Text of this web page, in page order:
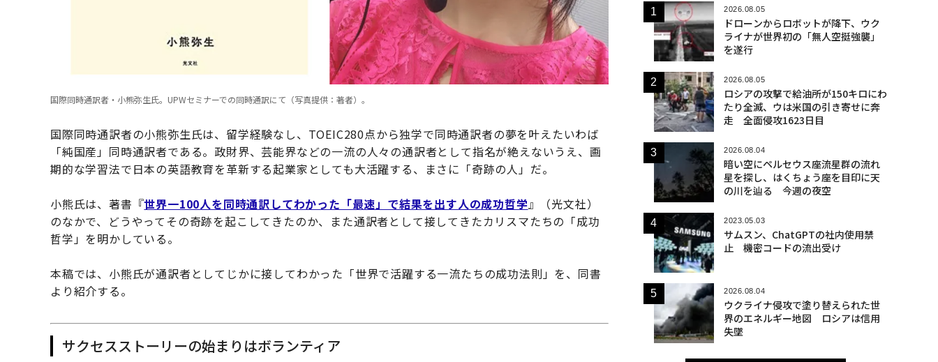
国際同時通訳者・小熊弥生氏。UPWセミナーでの同時通訳にて（写真提供：著者）。
国際同時通訳者の小熊弥生氏は、留学経験なし、TOEIC280点から独学で同時通訳者の夢を叶えたいわば
「純国産」同時通訳者である。政財界、芸能界などの一流の人々の通訳者として指名が絶えないうえ、画
期的な学習法で日本の英語教育を革新する起業家としても大活躍する、まさに「奇跡の人」だ。
小熊氏は、著書『世界一100人を同時通訳してわかった「最速」で結果を出す人の成功哲学』（光文社）
のなかで、どうやってその奇跡を起こしてきたのか、また通訳者として接してきたカリスマたちの「成功
哲学」を明かしている。
本稿では、小熊氏が通訳者としてじかに接してわかった「世界で活躍する一流たちの成功法則」を、同書
より紹介する。
サクセスストーリーの始まりはボランティア
2026.08.05
ドローンからロボットが降下、ウク
ライナが世界初の「無人空挺強襲」
を遂行
2026.08.05
ロシアの攻撃で給油所が150キロにわ
たり全滅、ウは米国の引き寄せに奔
走 全面侵攻1623日目
2026.08.04
暗い空にペルセウス座流星群の流れ
星を探し、はくちょう座を目印に天
の川を辿る 今週の夜空
2023.05.03
サムスン、ChatGPTの社内使用禁
止 機密コードの流出受け
2026.08.04
ウクライナ侵攻で塗り替えられた世
界のエネルギー地図 ロシアは信用
失墜